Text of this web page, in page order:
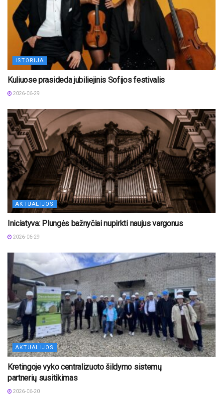
ISTORIJA
Kuliuose prasideda jubiliejinis Sofijos festivalis
2026-06-29
AKTUALIJOS
Iniciatyva: Plungės bažnyčiai nupirkti naujus vargonus
2026-06-29
AKTUALIJOS
Kretingoje vyko centralizuoto šildymo sistemų
partnerių susitikimas
2026-06-20